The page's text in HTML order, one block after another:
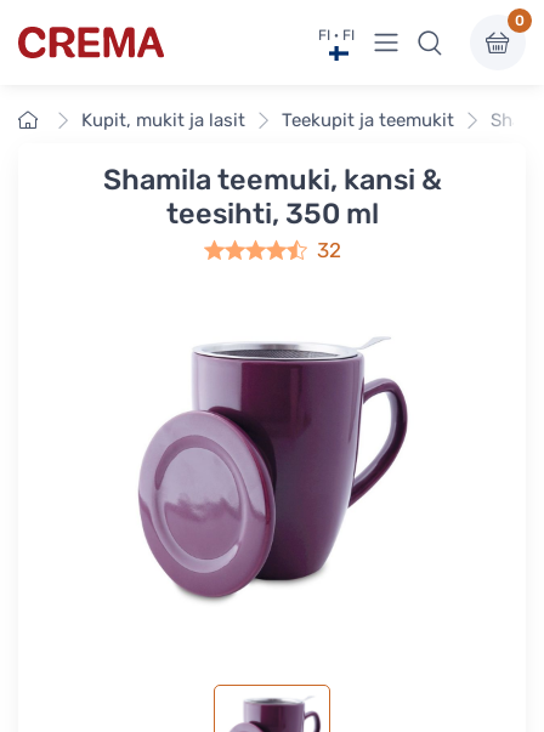
Crema FI · FI Näytä valikko
0
EtusivuKupit, mukit ja lasit Teekupit ja teemukit
Shamila teemuki, kansi &
teesihti, 350 ml
32